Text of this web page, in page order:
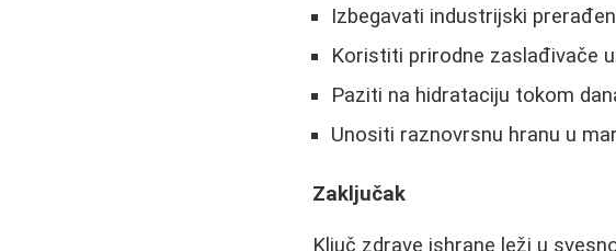
Izbegavati industrijski
Koristiti prirodne zaslađivače
Paziti na hidrataciju tokom
Unositi raznovrsnu hranu u
Zaključak
Ključ zdrave ishrane leži u